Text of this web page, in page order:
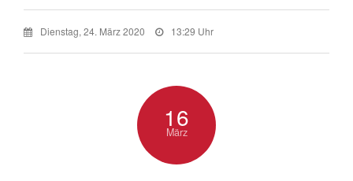
Dienstag, 24. März 2020 13:29 Uhr
16
März